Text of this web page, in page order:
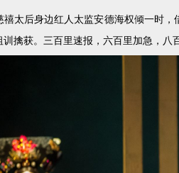
禧太后身边红人太监安德海权倾一时
训擒获。三百里速报，六百里加急，八